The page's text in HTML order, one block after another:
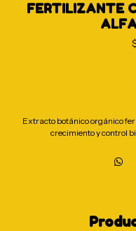
FERTILIZANTE
Extracto botánico orgánico
crecimiento y control